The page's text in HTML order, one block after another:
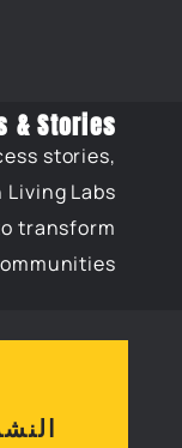
& Stories
stories,
Labs
transform